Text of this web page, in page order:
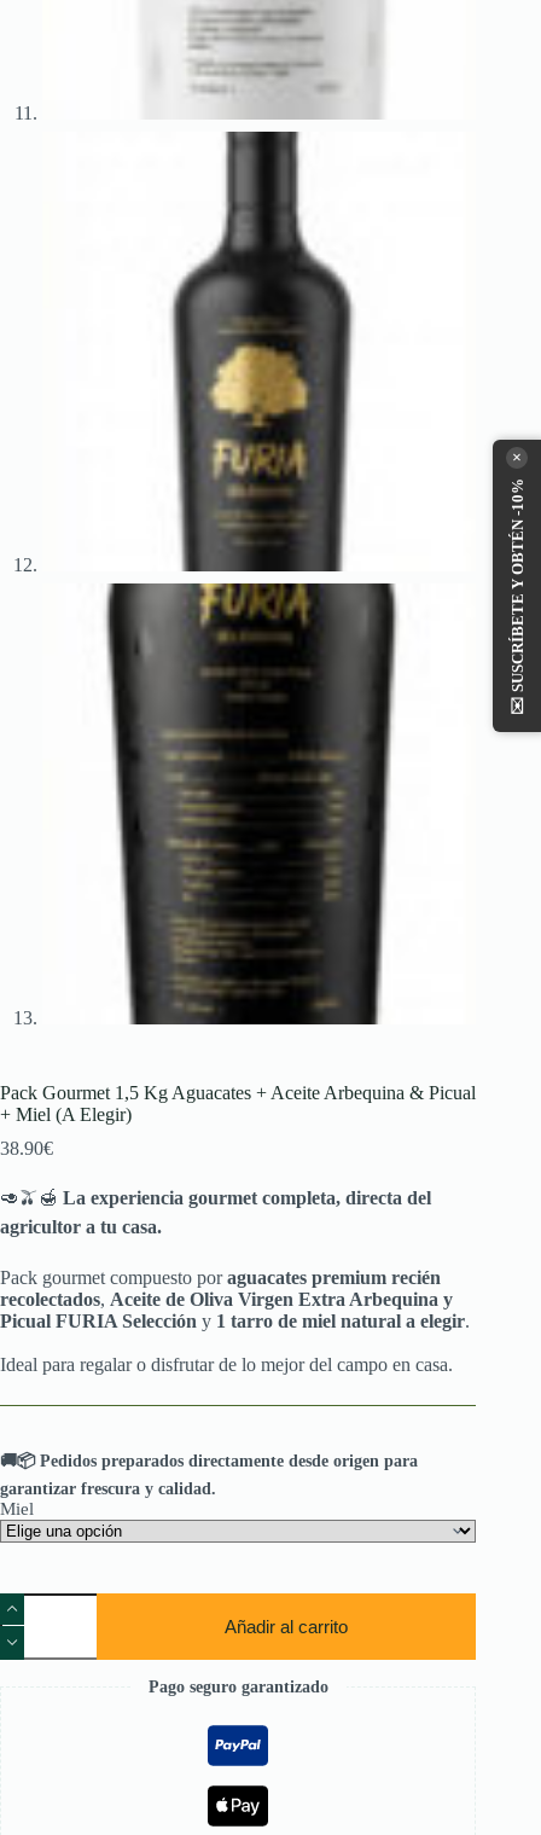
Pack Gourmet 1,5 Kg Aguacates + Aceite Arbequina & Picual
+ Miel (A Elegir)
38.90€
🥑🫒🍯 La experiencia gourmet completa, directa del
agricultor a tu casa.
Pack gourmet compuesto poraguacates premium recién
recolectados, Aceite de Oliva Virgen Extra Arbequina y
Picual FURIA Selección y 1 tarro de miel natural a elegir.
Ideal para regalar o disfrutar de lo mejor del campo en casa.
🚚📦 Pedidos preparados directamente desde origen para
garantizar frescura y calidad.
Miel
Pack
Gourmet
1,5
Kg
Añadir al carrito
Pago seguro garantizado
×
✉️
SUSCRÍBETE Y OBTÉN -10%